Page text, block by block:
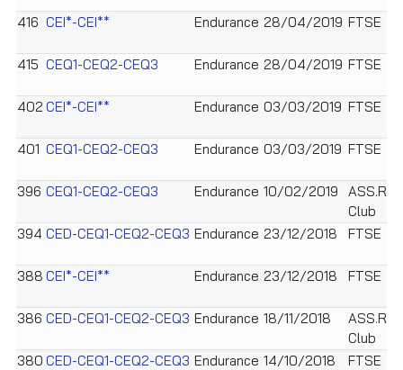
416 CEI*-CEI** Endurance 28/04/2019 FTSE
415 CEQ1-CEQ2-CEQ3 Endurance 28/04/2019 FTSE
402 CEI*-CEI** Endurance 03/03/2019 FTSE
401 CEQ1-CEQ2-CEQ3 Endurance 03/03/2019 FTSE
396 CEQ1-CEQ2-CEQ3 Endurance 10/02/2019
Club
394 CED-CEQ1-CEQ2-CEQ3 Endurance 23/12/2018 FTSE
388 CEI*-CEI** Endurance 23/12/2018 FTSE
386 CED-CEQ1-CEQ2-CEQ3 Endurance 18/11/2018
Club
380 CED-CEQ1-CEQ2-CEQ3 Endurance 14/10/2018 FTSE